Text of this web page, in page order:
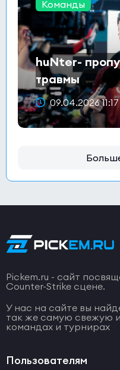
Команды
huNter-
травмы
09.04.2026 11:17
Pickem.ru - сайт
Counter-Strike сцене.
У нас на сайте вы
так же самую свежую
командах и турнирах
Пользователям